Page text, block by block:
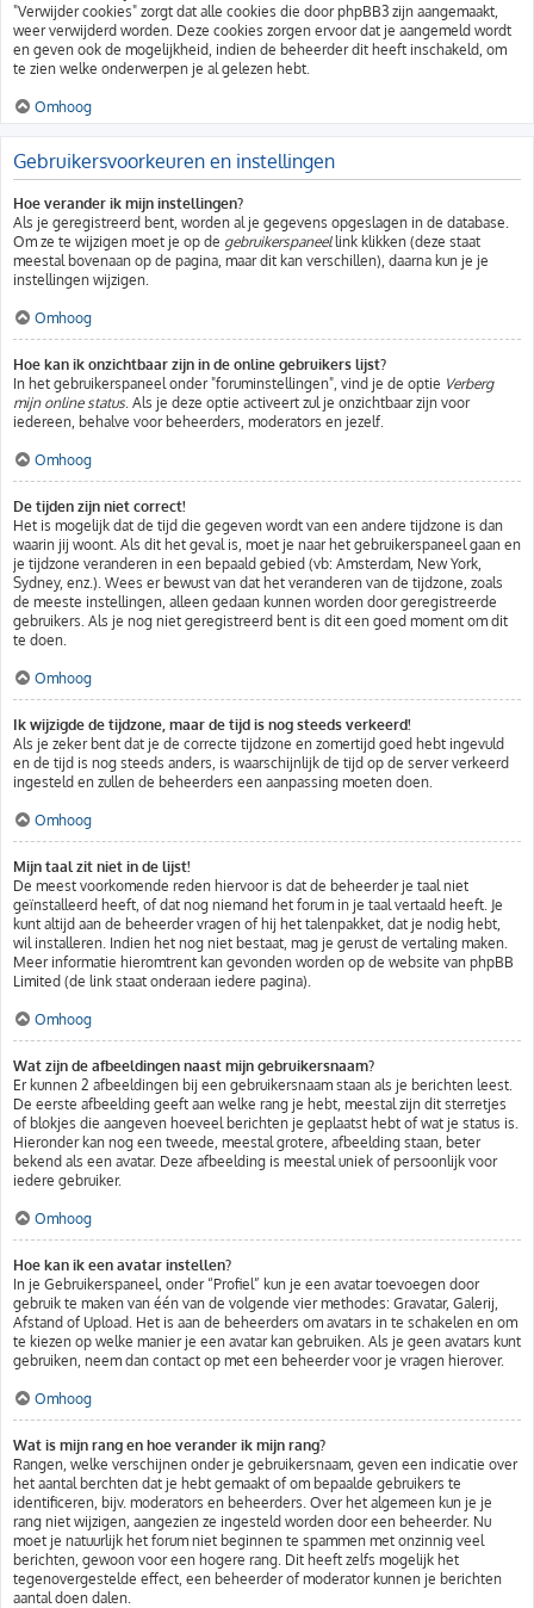
"Verwijder cookies" zorgt dat alle cookies die door phpBB3 zijn aangemaakt,
weer verwijderd worden. Deze cookies zorgen ervoor dat je aangemeld wordt
en geven ook de mogelijkheid, indien de beheerder dit heeft inschakeld, om
te zien welke onderwerpen je al gelezen hebt.
Omhoog
Gebruikersvoorkeuren en instellingen
Hoe verander ik mijn instellingen?
Als je geregistreerd bent, worden al je gegevens opgeslagen in de database.
Om ze te wijzigen moet je op de gebruikerspaneellink klikken (deze staat
meestal bovenaan op de pagina, maar dit kan verschillen), daarna kun je je
instellingen wijzigen.
Omhoog
Hoe kan ik onzichtbaar zijn in de online gebruikers lijst?
In het gebruikerspaneel onder "foruminstellingen", vind je de optie Verberg
mijn online status. Als je deze optie activeert zul je onzichtbaar zijn voor
iedereen, behalve voor beheerders, moderators en jezelf.
Omhoog
De tijden zijn niet correct!
Het is mogelijk dat de tijd die gegeven wordt van een andere tijdzone is dan
waarin jij woont. Als dit het geval is, moet je naar het gebruikerspaneel gaan en
je tijdzone veranderen in een bepaald gebied (vb: Amsterdam, New York,
Sydney, enz.). Wees er bewust van dat het veranderen van de tijdzone, zoals
de meeste instellingen, alleen gedaan kunnen worden door geregistreerde
gebruikers. Als je nog niet geregistreerd bent is dit een goed moment om dit
te doen.
Omhoog
Ik wijzigde de tijdzone, maar de tijd is nog steeds verkeerd!
Als je zeker bent dat je de correcte tijdzone en zomertijd goed hebt ingevuld
en de tijd is nog steeds anders, is waarschijnlijk de tijd op de server verkeerd
ingesteld en zullen de beheerders een aanpassing moeten doen.
Omhoog
Mijn taal zit niet in de lijst!
De meest voorkomende reden hiervoor is dat de beheerder je taal niet
geïnstalleerd heeft, of dat nog niemand het forum in je taal vertaald heeft. Je
kunt altijd aan de beheerder vragen of hij het talenpakket, dat je nodig hebt,
wil installeren. Indien het nog niet bestaat, mag je gerust de vertaling maken.
Meer informatie hieromtrent kan gevonden worden op de website van phpBB
Limited (de link staat onderaan iedere pagina).
Omhoog
Wat zijn de afbeeldingen naast mijn gebruikersnaam?
Er kunnen 2 afbeeldingen bij een gebruikersnaam staan als je berichten leest.
De eerste afbeelding geeft aan welke rang je hebt, meestal zijn dit sterretjes
of blokjes die aangeven hoeveel berichten je geplaatst hebt of wat je status is.
Hieronder kan nog een tweede, meestal grotere, afbeelding staan, beter
bekend als een avatar. Deze afbeelding is meestal uniek of persoonlijk voor
iedere gebruiker.
Omhoog
Hoe kan ik een avatar instellen?
In je Gebruikerspaneel, onder “Profiel” kun je een avatar toevoegen door
gebruik te maken van één van de volgende vier methodes: Gravatar, Galerij,
Afstand of Upload. Het is aan de beheerders om avatars in te schakelen en om
te kiezen op welke manier je een avatar kan gebruiken. Als je geen avatars kunt
gebruiken, neem dan contact op met een beheerder voor je vragen hierover.
Omhoog
Wat is mijn rang en hoe verander ik mijn rang?
Rangen, welke verschijnen onder je gebruikersnaam, geven een indicatie over
het aantal berchten dat je hebt gemaakt of om bepaalde gebruikers te
identificeren, bijv. moderators en beheerders. Over het algemeen kun je je
rang niet wijzigen, aangezien ze ingesteld worden door een beheerder. Nu
moet je natuurlijk het forum niet beginnen te spammen met onzinnig veel
berichten, gewoon voor een hogere rang. Dit heeft zelfs mogelijk het
tegenovergestelde effect, een beheerder of moderator kunnen je berichten
aantal doen dalen.